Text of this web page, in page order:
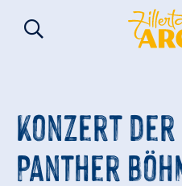
Konzert der
Panther